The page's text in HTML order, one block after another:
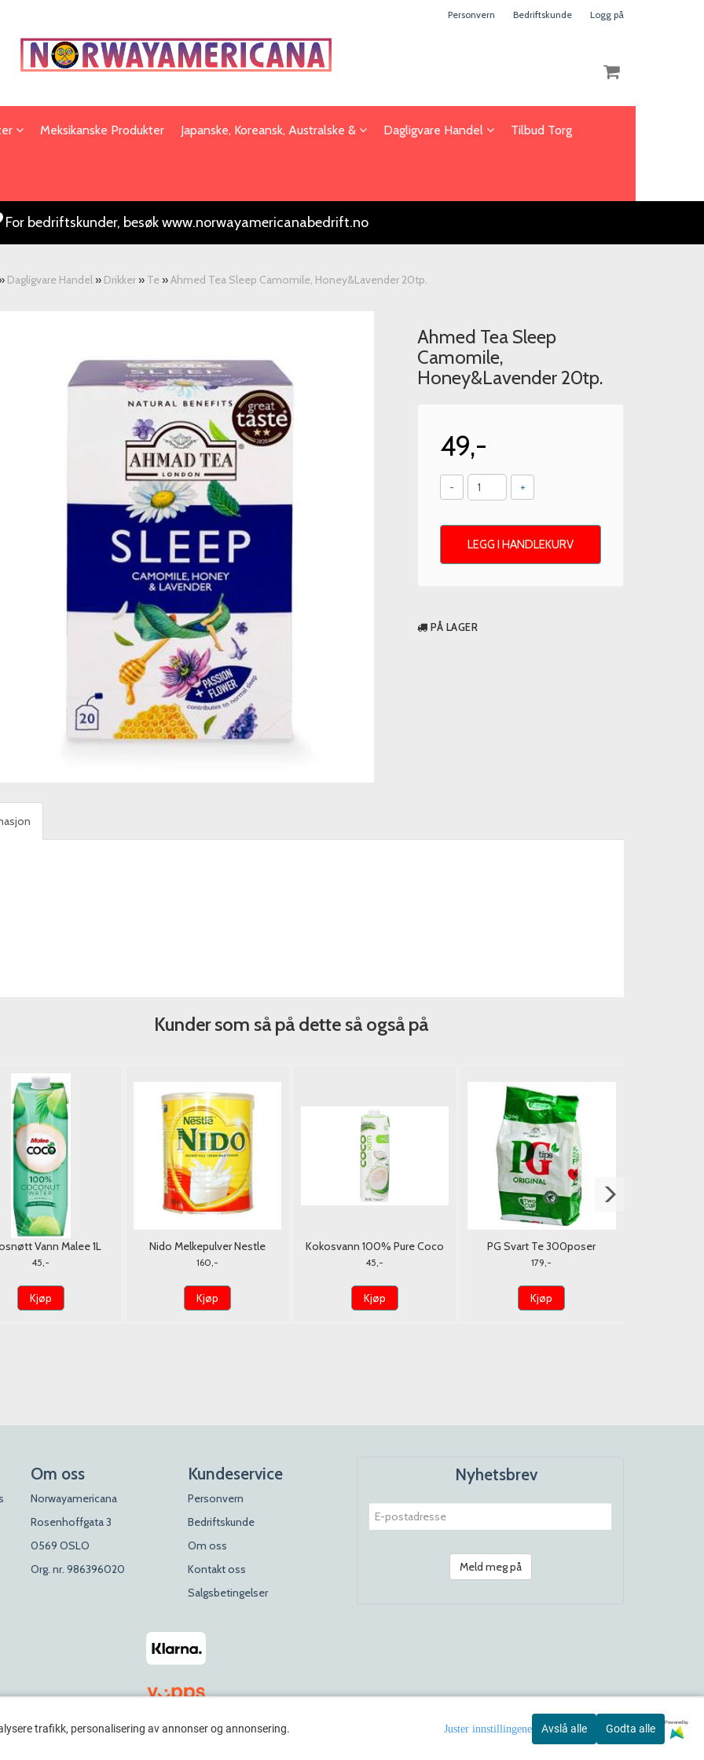
Personvern Bedriftskunde Logg på
Meksikanske Produkter Japanske, Koreansk, Australske & Dagligvare Handel Tilbud Torg
For bedriftskunder, besøk www.norwayamericanabedrift.no
» Dagligvare Handel» Drikker» Te»Ahmed Tea Sleep Camomile, Honey&Lavender 20tp.
Ahmed Tea Sleep
Camomile,
Honey&Lavender 20tp.
49,-
- +
LEGG I HANDLEKURV
PÅ LAGER
Kunder som så på dette så også på
Vann Malee 1L
45,-
Kjøp
Nido Melkepulver Nestle
400g. (Tørrmelk)
160,-
Kjøp
Kokosvann 100% Pure Coco
Xim 1L
45,-
Kjøp
PG Svart Te 300poser
179,-
Kjøp
Om oss
Norwayamericana
Rosenhoffgata 3
0569 OSLO
Org. nr. 986396020
Kundeservice
Personvern
Bedriftskunde
Om oss
Kontakt oss
Salgsbetingelser
Nyhetsbrev
Meld meg på
trafikk, personalisering av annonser og annonsering. Avslå alle Godta alle
Powered by
Juster innstillingene